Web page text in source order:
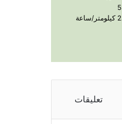
تعليقات